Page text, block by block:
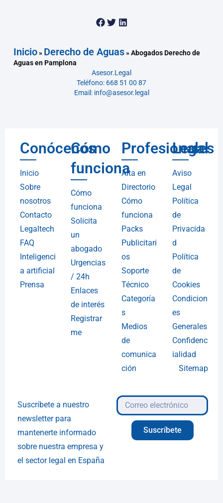
Inicio» Derecho de Aguas»Abogados Derecho de
Aguas en Pamplona
Asesor.Legal
Teléfono: 668 51 00 87
Email: info@asesor.legal
Conócenos
Inicio
Sobre
nosotros
Contacto
Legaltech
FAQ
Inteligenci
a artificial
Prensa
Cómo
funciona
Cómo
funciona
Solicita
un
abogado
Urgencias
/ 24h
Enlaces
de interés
Registrar
me
Profesionales
Alta en
Directorio
Cómo
funciona
Packs
Publicitari
os
Soporte
Técnico
Categoría
s
Medios
de
comunica
ción
Legal
Aviso
Legal
Política
de
Privacida
d
Política
de
Cookies
Condicion
es
Generales
Confidenc
ialidad
Sitemap
Suscríbete a nuestro
newsletter para
mantenerte informado
sobre nuestra empresa y
el sector legal en España
Suscríbete